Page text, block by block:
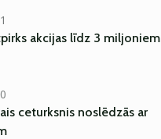
akcijas līdz 3 miljoniem
ceturksnis noslēdzās ar